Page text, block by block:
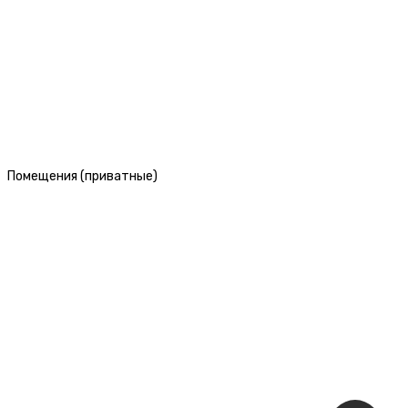
Помещения (приватные)